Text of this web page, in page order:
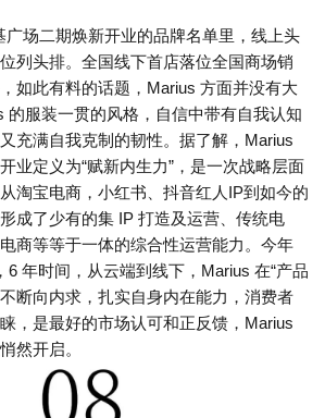
广场二期焕新开业的品牌名单里，线上头
列头排。全国线下首店落位全国商场销
如此有料的话题，Marius 方面并没有大
的服装一贯的风格，自信中带有自我认知
充满自我克制的韧性。据了解，Marius
业定义为“赋新内生力”，是一次战略层面
淘宝电商，小红书、抖音红人IP到如今的
成了少有的集 IP 打造及运营、传统电
商等等于一体的综合性运营能力。今年
6 年时间，从云端到线下，Marius 在“产品
不断向内求，扎实自身内在能力，消费者
，是最好的市场认可和正反馈，Marius
然开启。